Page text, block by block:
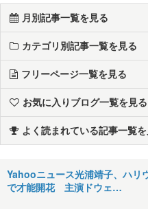
月別記事一覧を見る
カテゴリ別記事一覧を見る
フリーページ一覧を見る
お気に入りブログ一覧を見る
よく読まれている記事一覧
Yahooニュース光浦靖子、ハリ
で才能開花 主演ドウェ…